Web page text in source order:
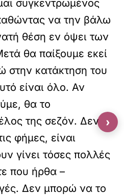
συγκεντρωμένος
να την βάλω
θέση εν όψει των
θα παίξουμε εκεί
στην κατάκτηση του
είναι όλο. Αν
θα το
της σεζόν. Δεν
φήμες, είναι
γίνει τόσες πολλές
που ήρθα –
Δεν μπορώ να το
›